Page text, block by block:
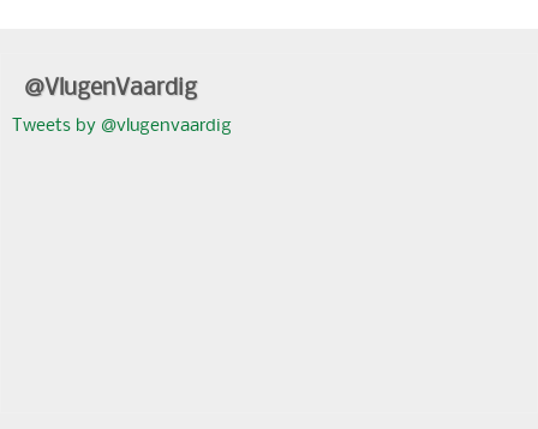
@VlugenVaardig
Tweets by @vlugenvaardig